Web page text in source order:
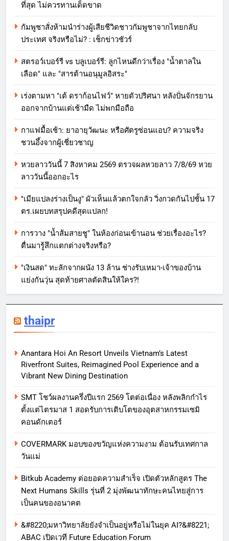
ที่สุด ไม่ควรทานเด็ดขาด
กัมพูชาสั่งห้ามนำร่างผู้เสียชีวิตชาวกัมพูชาจากไทยกลับ
ประเทศ จริงหรือไม่? : เช็กข่าวชัวร์
สตรอว์เบอร์รี vs บลูเบอร์รี: ลูกไหนดีกว่าเรื่อง "น้ำตาลใน
เลือด" และ "สารต้านอนุมูลอิสระ"
เร่งตามหา "เต้ ดราก้อนไฟว์" หายตัวปริศนา หลังปั่นจักรยาน
ออกจากบ้านแต่เช้ามืด ไม่พกมือถือ
กาแฟมื้อเช้า: ยาอายุวัฒนะ หรือศัตรูซ่อนแอบ? ความจริง
ชวนอึ้งจากผู้เชี่ยวชาญ
หวยลาววันนี้ 7 สิงหาคม 2569 ตรวจผลหวยลาว 7/8/69 หวย
ลาววันนี้ออกอะไร
"เมียแปลงร่างเป็นงู" ผัวเห็นแล้วตกใจกลัว วิ่งกวดกันไปชั้น 17
ตร.เผยบทสรุปคดีสุดแปลก!
การวาง "น้ำส้มสายชู" ในห้องก่อนเข้านอน ช่วยเรื่องอะไร?
ตื่นมารู้สึกแตกต่างจริงหรือ?
"เงินสด" ทะลักจากผนัง 13 ล้าน ช่างรับเหมา-เจ้าของบ้าน
แย่งกันวุ่น สุดท้ายศาลตัดสินให้ใคร?!
thaipr
Anantara Hoi An Resort Unveils Vietnam’s Latest
Riverfront Suites, Reimagined Pool Experience and a
Vibrant New Dining Destination
SMT โชว์ผลงานครึ่งปีแรก 2569 โตต่อเนื่อง หลังพลิกกำไร
ตั้งแต่ไตรมาส 1 สอดรับการเติบโตของอุตสาหกรรมเซมิ
คอนดักเตอร์
COVERMARK มอบของขวัญแห่งความงาม ต้อนรับเทศกาล
วันแม่
Bitkub Academy ต่อยอดความสำเร็จ เปิดตัวหลักสูตร The
Next Humans Skills รุ่นที่ 2 มุ่งพัฒนาทักษะคนไทยสู่การ
เป็นคนของอนาคต
&#8220;มหาวิทยาลัยยังจำเป็นอยู่หรือไม่ในยุค AI?&#8221;
ABAC เปิดเวที Future Education Forum